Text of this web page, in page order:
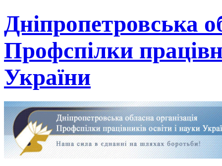
Дніпропетровська
Профспілки
України